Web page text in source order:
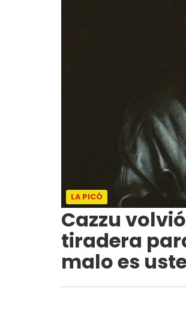
LA PICÓ
Cazzu
tiradera
malo es